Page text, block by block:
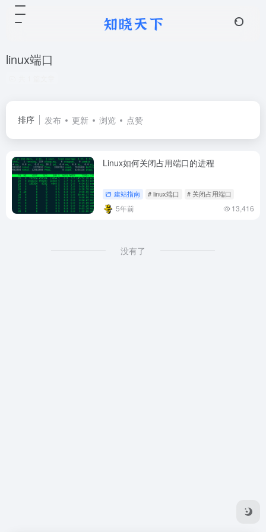
linux端口
排序 发布 更新 浏览 点赞
Linux如何关闭占用端口的进程
建站指南 # linux端口 # 关闭占用端口
5年前 13,416
没有了